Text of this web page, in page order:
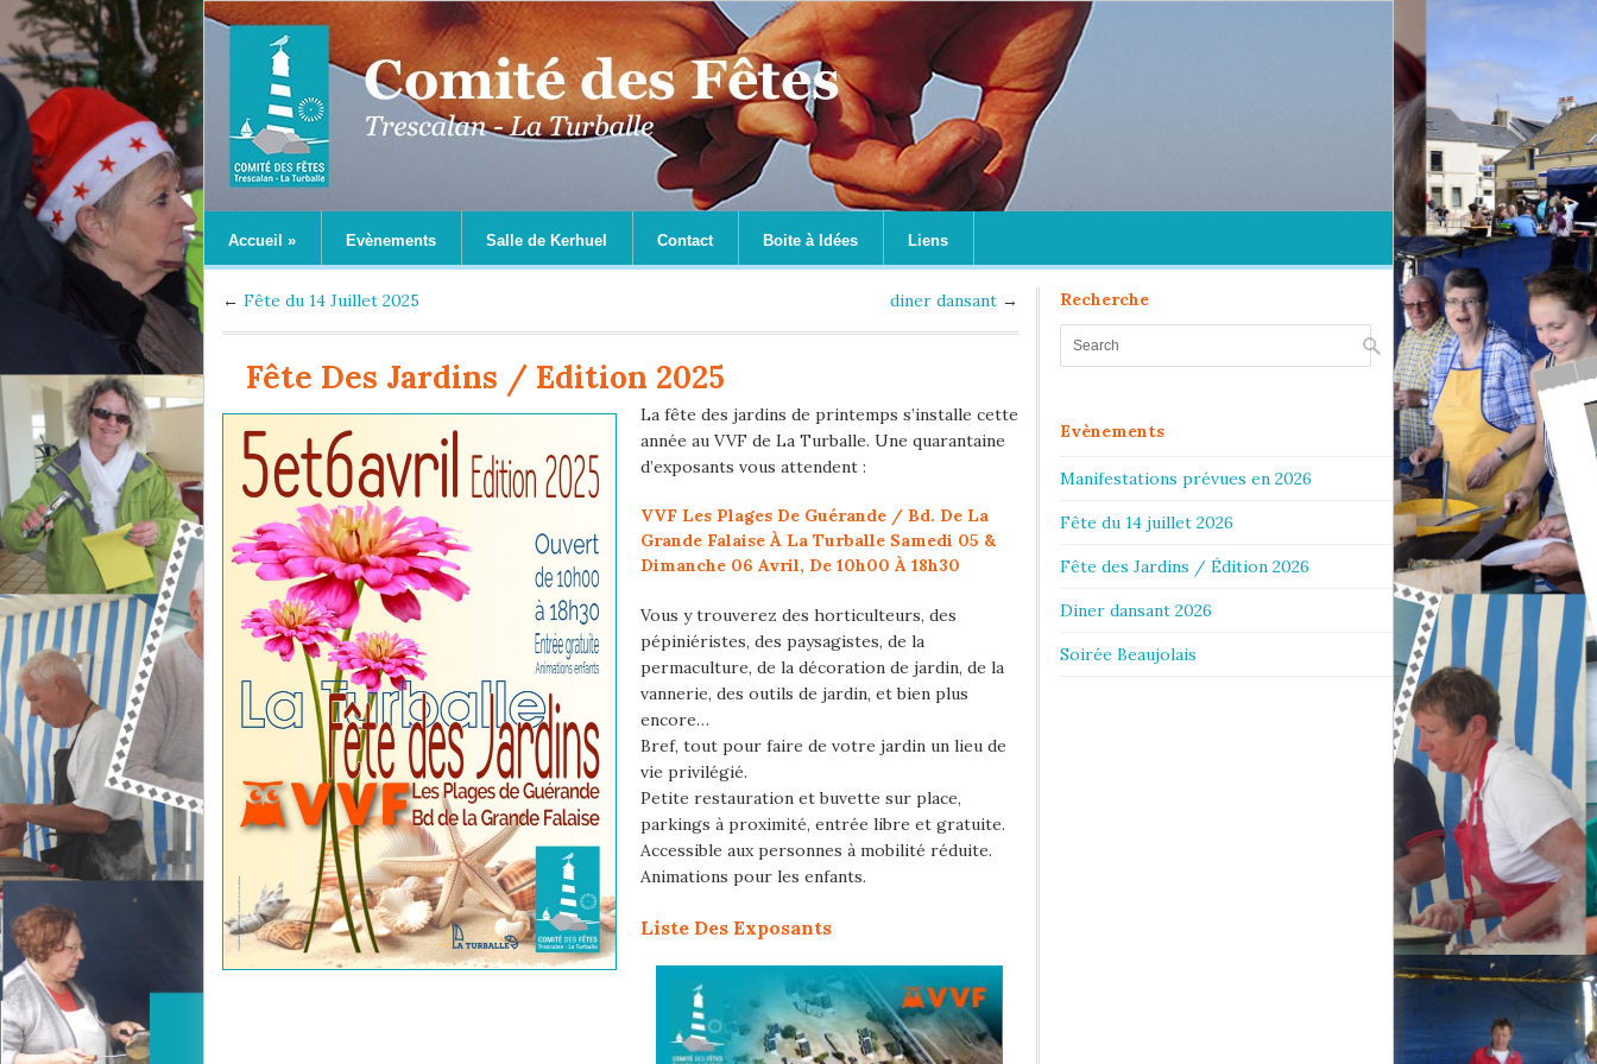
Accueil » Evènements Salle de Kerhuel Contact Boite à Idées Liens
← Fête du 14 Juillet 2025 diner dansant →
Fête Des Jardins / Edition 2025
La fête des jardins de printemps s’installe cette
année au VVF de La Turballe. Une quarantaine
d’exposants vous attendent :
VVF Les Plages De Guérande / Bd. De La
Grande Falaise À La Turballe Samedi 05 &
Dimanche 06 Avril, De 10h00 À 18h30
Vous y trouverez des horticulteurs, des
pépiniéristes, des paysagistes, de la
permaculture, de la décoration de jardin, de la
vannerie, des outils de jardin, et bien plus
encore…
Bref, tout pour faire de votre jardin un lieu de
vie privilégié.
Petite restauration et buvette sur place,
parkings à proximité, entrée libre et gratuite.
Accessible aux personnes à mobilité réduite.
Animations pour les enfants.
Liste Des Exposants
Recherche
Evènements
Manifestations prévues en 2026
Fête du 14 juillet 2026
Fête des Jardins / Édition 2026
Diner dansant 2026
Soirée Beaujolais